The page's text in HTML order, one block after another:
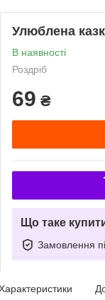
Улюблена
В наявності
Роздріб
69 ₴
Що таке
Замовлення